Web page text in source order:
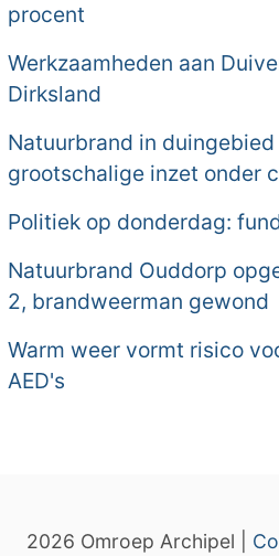
procent
Werkzaamheden aan
Dirksland
Natuurbrand in
grootschalige inzet onder
Politiek op donderdag:
Natuurbrand Ouddorp
2, brandweerman gewond
Warm weer vormt risico
AED's
2026 Omroep Archipel |